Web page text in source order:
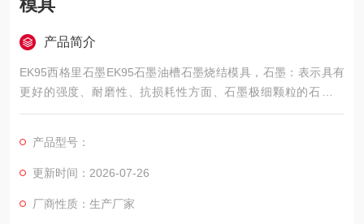
模具
产品简介
EK95西格里石墨EK95石墨油槽石墨烧结模具，石墨：表示具有
更好的强度、耐磨性、抗损耗性方面、石墨极细颗粒的石墨材
料，具有非常优异的。在清角等关键部位能达到效果。适用于表
镜面电极和硬质合金工件等加工件。
产品型号：
更新时间：2026-07-26
厂商性质：生产厂家